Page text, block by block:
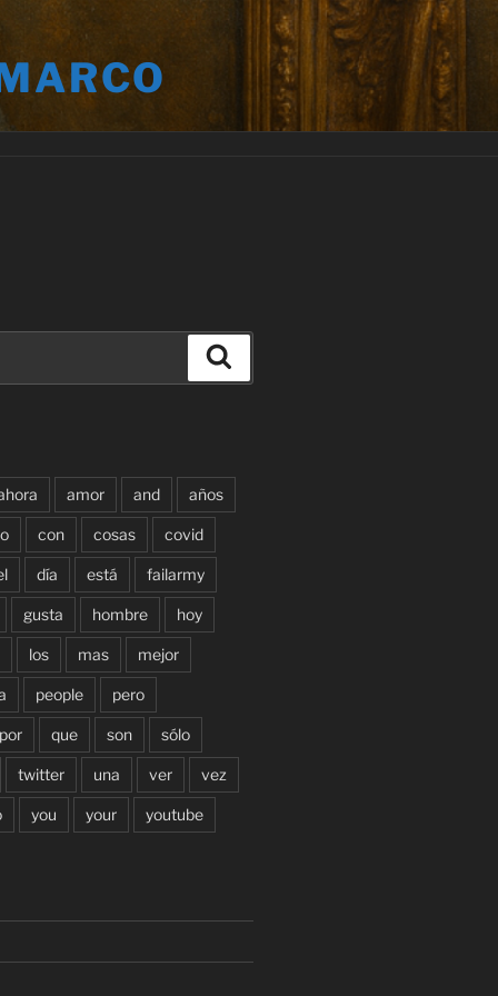
amor and años
con cosas covid
día está failarmy
gusta hombre hoy
los mas mejor
people pero
que son sólo
twitter una ver vez
you your youtube